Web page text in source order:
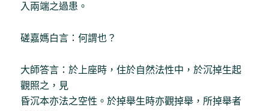
入兩端之過患。
磋嘉媽白言：何謂也？
大師答言：於上座時，住於自然法性中，於沉掉生起
觀照之，見
昏沉本亦法之空性。於掉舉生時亦觀掉舉，所掉舉者